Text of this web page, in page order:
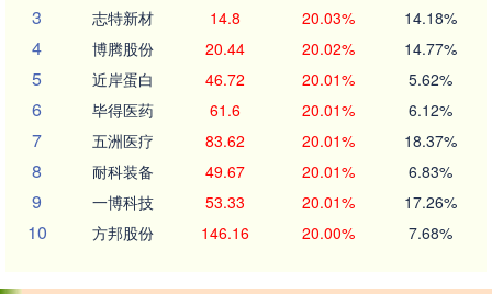
3 志特新材 14.8 20.03% 14.18%
4 博腾股份 20.44 20.02% 14.77%
5 近岸蛋白 46.72 20.01% 5.62%
6 毕得医药 61.6 20.01% 6.12%
7 五洲医疗 83.62 20.01% 18.37%
8 耐科装备 49.67 20.01% 6.83%
9 一博科技 53.33 20.01% 17.26%
10 方邦股份 146.16 20.00% 7.68%